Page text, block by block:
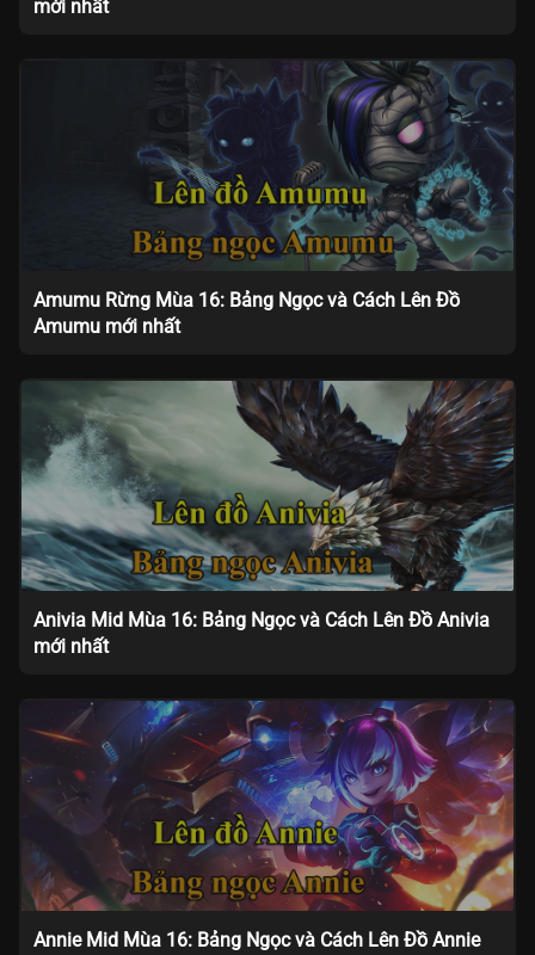
mới nhất
Amumu Rừng Mùa 16: Bảng Ngọc và Cách Lên Đồ
Amumu mới nhất
Anivia Mid Mùa 16: Bảng Ngọc và Cách Lên Đồ Anivia
mới nhất
Annie Mid Mùa 16: Bảng Ngọc và Cách Lên Đồ Annie